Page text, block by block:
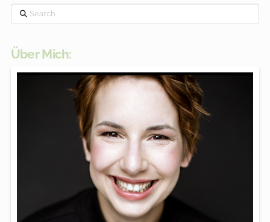
Search
Über Mich: